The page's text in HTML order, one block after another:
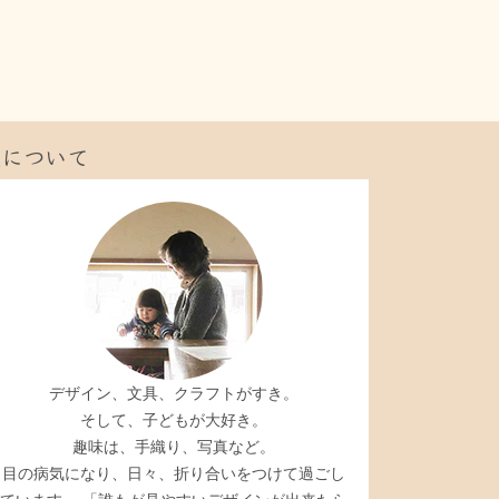
ついて
デザイン、文具、クラフトがすき。
そして、子どもが大好き。
趣味は、手織り、写真など。
目の病気になり、日々、折り合いをつけて過ごし